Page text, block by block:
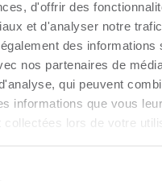
d'offrir des
et d'analyser notre
des informations
nos partenaires de
qui peuvent
informations que vous
collectées lors de votre
ministre des
Garneau.
Trois-Rivières nous a
avec brio des projets
décennie, il travaille
divers projets de